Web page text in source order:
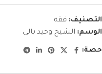
التصنيف: فقه
الوسم: الشيخ وحيد بالى
حصة: